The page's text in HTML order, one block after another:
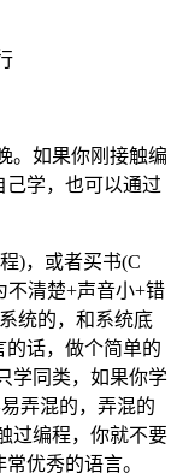
。如果你刚接触编
学，也可以通过
)，或者买书(C
不清楚+声音小+错
统的，和系统底
的话，做个简单的
学同类，如果你学
弄混的，弄混的
过编程，你就不要
优秀的语言。